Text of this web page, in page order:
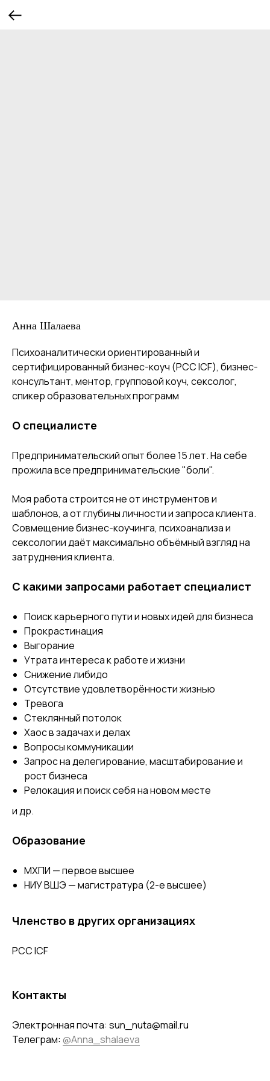
Анна Шалаева
Психоаналитически ориентированный и
сертифицированный бизнес-коуч (PCC ICF), бизнес-
консультант, ментор, групповой коуч, сексолог,
спикер образовательных программ
О специалисте
Предпринимательский опыт более 15 лет. На себе
прожила все предпринимательские "боли".
Моя работа строится не от инструментов и
шаблонов, а от глубины личности и запроса клиента.
Совмещение бизнес-коучинга, психоанализа и
сексологии даёт максимально объёмный взгляд на
затруднения клиента.
С какими запросами работает специалист
Поиск карьерного пути и новых идей для бизнеса
Прокрастинация
Выгорание
Утрата интереса к работе и жизни
Снижение либидо
Отсутствие удовлетворённости жизнью
Тревога
Стеклянный потолок
Хаос в задачах и делах
Вопросы коммуникации
Запрос на делегирование, масштабирование и
рост бизнеса
Релокация и поиск себя на новом месте
и др.
Образование
МХПИ — первое высшее
НИУ ВШЭ — магистратура (2-е высшее)
Членство в других организациях
PCC ICF
Контакты
Электронная почта: sun_nuta@mail.ru
Телеграм: @Anna_shalaeva